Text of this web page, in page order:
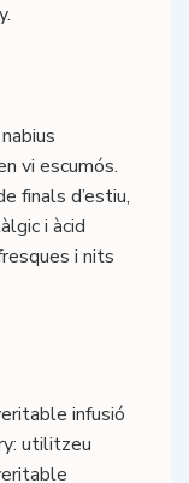
vi escumós.
finals d’estiu,
i àcid
i nits
infusió
utilitzeu